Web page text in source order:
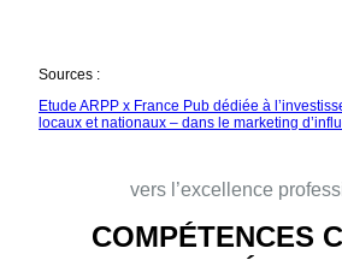
Sources :
Etude ARPP x France Pub dédiée à
locaux et nationaux – dans le marketing
vers l’excellence
COMPÉTENCES